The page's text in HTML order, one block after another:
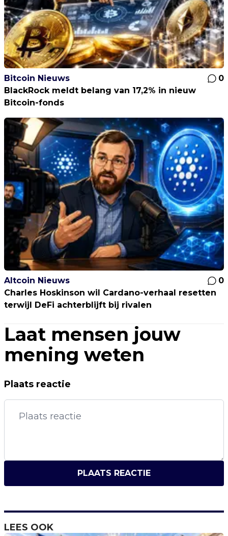
Bitcoin Nieuws
0
BlackRock meldt belang van 17,2% in nieuw
Bitcoin-fonds
Altcoin Nieuws
0
Charles Hoskinson wil Cardano-verhaal resetten
terwijl DeFi achterblijft bij rivalen
Laat mensen jouw
mening weten
Plaats reactie
PLAATS REACTIE
LEES OOK